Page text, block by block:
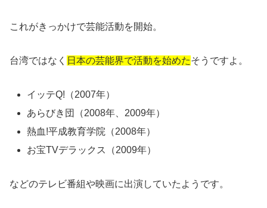
これがきっかけで芸能活動を開始。
台湾ではなく 日本の芸能界で活動を始めたそうですよ。
イッテQ!（2007年）
あらびき団（2008年、2009年）
熱血!平成教育学院（2008年）
お宝TVデラックス（2009年）
などのテレビ番組や映画に出演していたようです。